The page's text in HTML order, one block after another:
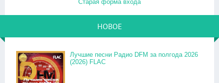
Старая форма входа
НОВОЕ
Лучшие песни Радио DFM за полгода 2026
(2026) FLAC